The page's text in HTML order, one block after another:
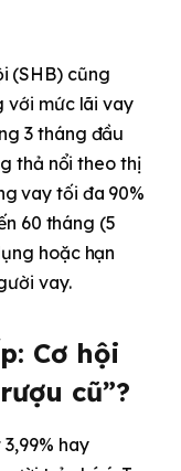
(SHB) cũng
với mức lãi vay
3 tháng đầu
thả nổi theo thị
vay tối đa 90%
60 tháng (5
hoặc hạn
vay.
Cơ hội
cũ”?
hay